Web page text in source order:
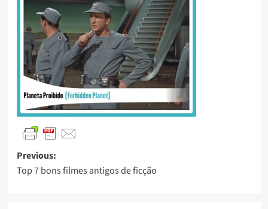
Previous:
Top 7 bons filmes antigos de ficção